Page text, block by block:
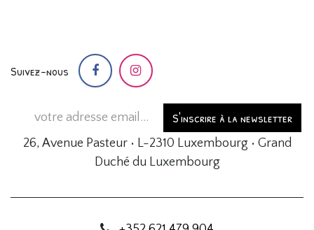
Suivez-nous
S'inscrire à la newsletter
26, Avenue Pasteur • L-2310 Luxembourg • Grand
Duché du Luxembourg